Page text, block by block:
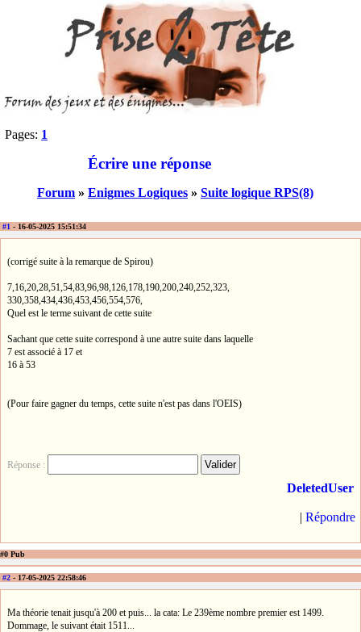
Pages: 1
Écrire une réponse
Forum » Enigmes Logiques » Suite logique RPS(8)
#1 - 16-05-2025 15:51:34
(corrigé suite à la remarque de Spirou)
7,16,20,28,51,54,83,96,98,126,178,190,200,240,252,323,
330,358,434,436,453,456,554,576,
Quel est le terme suivant de cette suite
Sachant que cette suite correspond à une autre suite dans laquelle
7 est associé à 17 et
16 à 53
(Pour faire gagner du temps, cette suite n'est pas dans l'OEIS)
Réponse :
DeletedUser
| Répondre
#0 Pub
#2 - 17-05-2025 22:58:46
Ma théorie tenait jusqu'à 200 et puis... la cata: Le 239ème nombre premier est 1499.
Dommage, le suivant était 1511...